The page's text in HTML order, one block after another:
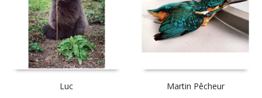
Luc Martin Pêcheur